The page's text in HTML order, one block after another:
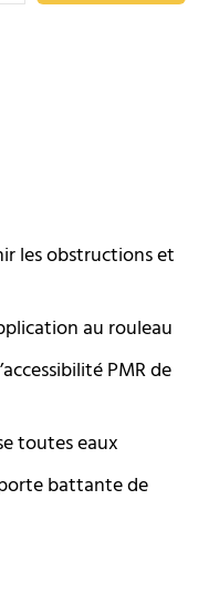
les obstructions et
au rouleau
PMR de
toutes eaux
battante de